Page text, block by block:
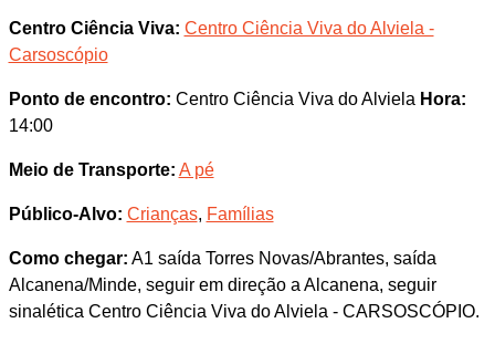
Centro Ciência Viva: Centro Ciência Viva do Alviela -
Carsoscópio
Ponto de encontro: Centro Ciência Viva do Alviela Hora:
14:00
Meio de Transporte: A pé
Público-Alvo: Crianças, Famílias
Como chegar: A1 saída Torres Novas/Abrantes, saída
Alcanena/Minde, seguir em direção a Alcanena, seguir
sinalética Centro Ciência Viva do Alviela - CARSOSCÓPIO.